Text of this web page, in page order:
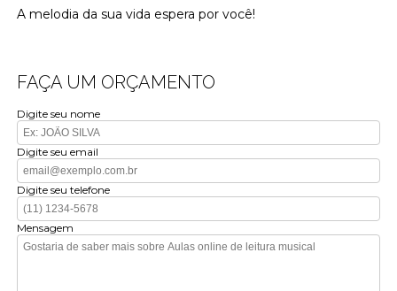
A melodia da sua vida espera por você!
FAÇA UM ORÇAMENTO
Digite seu nome
Digite seu email
Digite seu telefone
Mensagem